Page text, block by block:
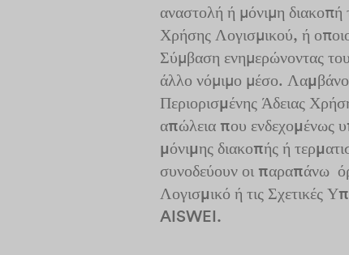
αναστολή ή μόνιμη
Χρήσης Λογισμικού, ή
Σύμβαση ενημερώνοντας
άλλο νόμιμο μέσο.
Περιορισμένης Άδειας
απώλεια που ενδεχομένως
μόνιμης διακοπής ή
συνοδεύουν οι παραπάνω
Λογισμικό ή τις Σχετικές
AISWEI.